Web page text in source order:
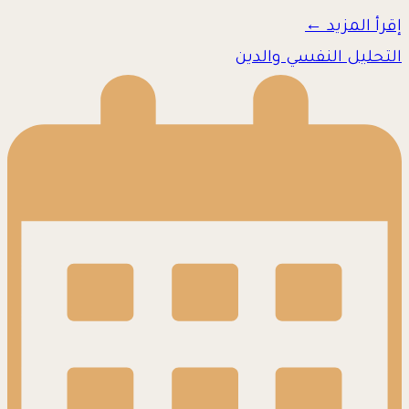
إقرأ المزيد ←
التحليل النفسي والدين